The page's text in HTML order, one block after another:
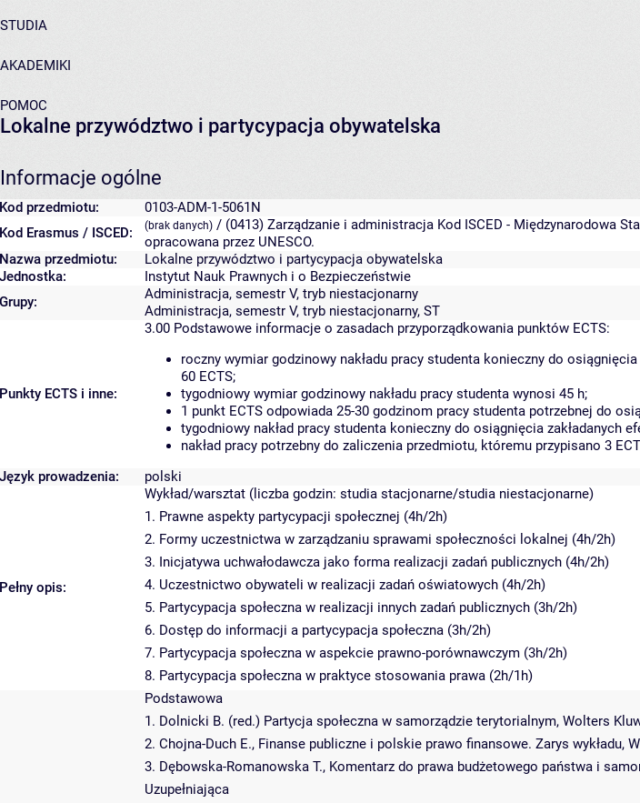
STUDIA
AKADEMIKI
POMOC
Lokalne przywództwo i partycypacja obywatelska
Informacje ogólne
Kod przedmiotu:
0103-ADM-1-5061N
Kod Erasmus / ISCED:
(brak danych) / (0413) Zarządzanie i administracja Kod ISCED - Międzynarodowa
opracowana przez UNESCO.
Nazwa przedmiotu:
Lokalne przywództwo i partycypacja obywatelska
Jednostka:
Instytut Nauk Prawnych i o Bezpieczeństwie
Grupy:
Administracja, semestr V, tryb niestacjonarny
Administracja, semestr V, tryb niestacjonarny, ST
Punkty ECTS i inne:
3.00 Podstawowe informacje o zasadach przyporządkowania punktów ECTS:
roczny wymiar godzinowy nakładu pracy studenta konieczny do
60 ECTS;
tygodniowy wymiar godzinowy nakładu pracy studenta wynosi 45 h;
1 punkt ECTS odpowiada 25-30 godzinom pracy studenta potrzebnej do
tygodniowy nakład pracy studenta konieczny do osiągnięcia zakładanych
nakład pracy potrzebny do zaliczenia przedmiotu, któremu przypisano 3
Język prowadzenia:
polski
Pełny opis:
Wykład/warsztat (liczba godzin: studia stacjonarne/studia niestacjonarne)
1. Prawne aspekty partycypacji społecznej (4h/2h)
2. Formy uczestnictwa w zarządzaniu sprawami społeczności lokalnej (4h/2h)
3. Inicjatywa uchwałodawcza jako forma realizacji zadań publicznych (4h/2h)
4. Uczestnictwo obywateli w realizacji zadań oświatowych (4h/2h)
5. Partycypacja społeczna w realizacji innych zadań publicznych (3h/2h)
6. Dostęp do informacji a partycypacja społeczna (3h/2h)
7. Partycypacja społeczna w aspekcie prawno-porównawczym (3h/2h)
8. Partycypacja społeczna w praktyce stosowania prawa (2h/1h)
Podstawowa
1. Dolnicki B. (red.) Partycja społeczna w samorządzie terytorialnym, Wolters
2. Chojna-Duch E., Finanse publiczne i polskie prawo finansowe. Zarys wykładu,
3. Dębowska-Romanowska T., Komentarz do prawa budżetowego państwa i
Uzupełniająca